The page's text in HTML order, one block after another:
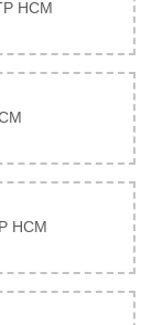
HCM
HCM